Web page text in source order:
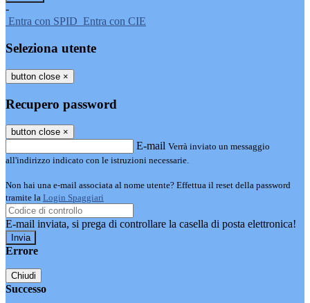
-
Entra con SPID Entra con CIE
Seleziona utente
button close ×
Recupero password
button close ×
E-mail Verrà inviato un messaggio
all'indirizzo indicato con le istruzioni necessarie.
Non hai una e-mail associata al nome utente? Effettua il reset della password
tramite la Login Spaggiari
E-mail inviata, si prega di controllare la casella di posta elettronica!
Errore
Chiudi
Successo